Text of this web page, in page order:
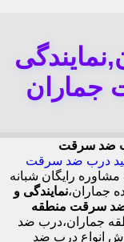
جماران
ضد سرقت
درب ضد سرقت
تخفیف مشاوره رایگان شبانه
جماران،نمایندگی و
سرقت منطقه
جماران،درب ضد
انواع درب ضد